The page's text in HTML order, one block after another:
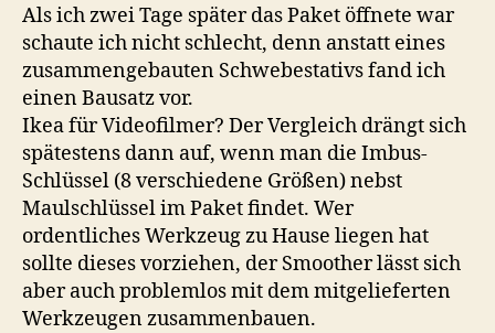
Als ich zwei Tage später das Paket öffnete war
schaute ich nicht schlecht, denn anstatt eines
zusammengebauten Schwebestativs fand ich
einen Bausatz vor.
Ikea für Videofilmer? Der Vergleich drängt sich
spätestens dann auf, wenn man die Imbus-
Schlüssel (8 verschiedene Größen) nebst
Maulschlüssel im Paket findet. Wer
ordentliches Werkzeug zu Hause liegen hat
sollte dieses vorziehen, der Smoother lässt sich
aber auch problemlos mit dem mitgelieferten
Werkzeugen zusammenbauen.